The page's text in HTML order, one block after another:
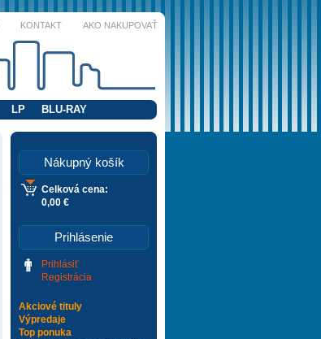
KONTAKT AKO NAKUPOVAŤ
LP BLU-RAY
Nákupný košík
Celková cena:
0,00 €
Prihlásenie
Prihlásiť
Registrácia
Akciové tituly
Výpredaje
Top ponuka